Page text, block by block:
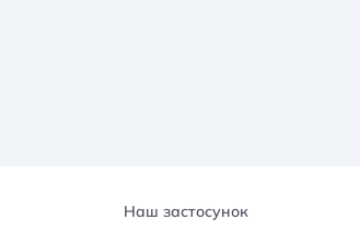
Наш застосунок